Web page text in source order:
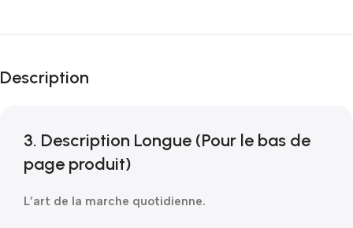
Description
3. Description Longue (Pour le bas de
page produit)
L’art de la marche quotidienne.